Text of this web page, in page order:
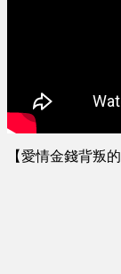
【愛情金錢背叛